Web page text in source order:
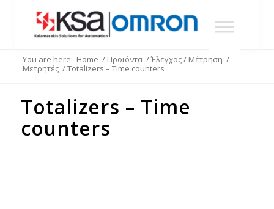
You are here: Home / Προϊόντα /Έλεγχος / Μέτρηση /
Μετρητές /Totalizers – Time counters
Totalizers – Time
counters